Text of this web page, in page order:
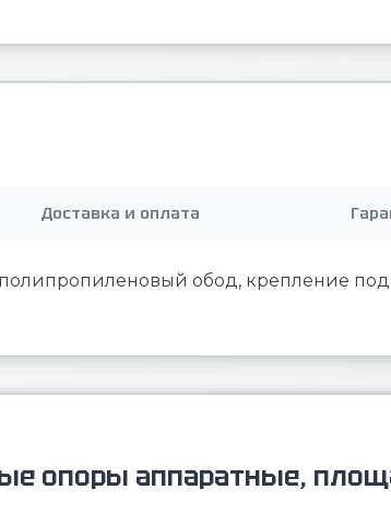
Доставка и оплата
обод, крепление
опоры аппаратные,